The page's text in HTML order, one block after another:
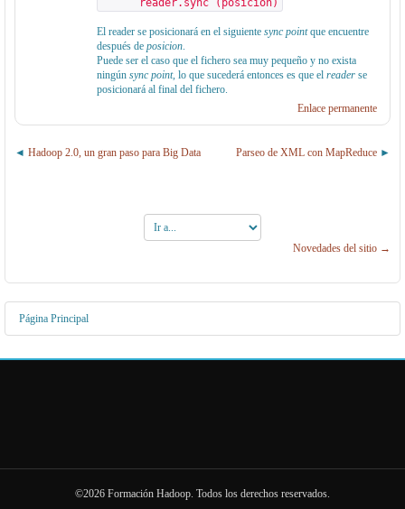
reader.sync (posicion)
El reader se posicionará en el siguiente sync pointque encuentre
después de posicion.
Puede ser el caso que el fichero sea muy pequeño y no exista
ningún sync point, lo que sucederá entonces es que el reader se
posicionará al final del fichero.
Enlace permanente
Hadoop 2.0, un gran paso para Big Data Parseo de XML con MapReduce
a...
Novedades del sitio →
Página Principal
©2026 Formación Hadoop. Todos los derechos reservados.